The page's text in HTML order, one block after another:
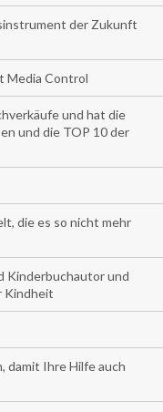
der Zukunft
Media Control
und hat die
und die TOP 10 der
die es so nicht mehr
Kinderbuchautor und
Kindheit
damit Ihre Hilfe auch